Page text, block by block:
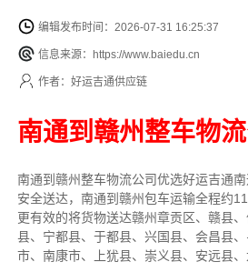
编辑发布时间：2026-07-31 16:25:37
信息来源：https://www.baiedu.cn
作者：好运吉通供应链
南通到赣州整车物
南通到赣州整车物流公司优选好运吉通南
安全送达，南通到赣州包车运输全程约
更有效的将货物送达赣州章贡区、赣县
县、宁都县、于都县、兴国县、会昌县
市、南康市、上犹县、崇义县、安远县、